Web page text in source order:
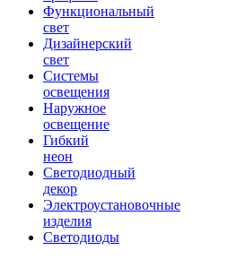
Функциональный
свет
Дизайнерский
свет
Системы
освещения
Наружное
освещение
Гибкий
неон
Светодиодный
декор
Электроустановочные
изделия
Светодиоды